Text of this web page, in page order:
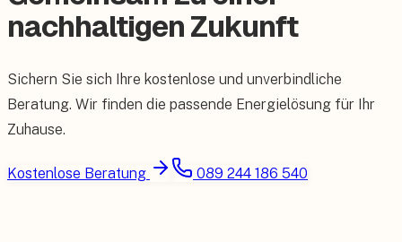
nachhaltigen Zukunft
Sichern Sie sich Ihre kostenlose und unverbindliche
Beratung. Wir finden die passende Energielösung für Ihr
Zuhause.
Kostenlose Beratung 089 244 186 540